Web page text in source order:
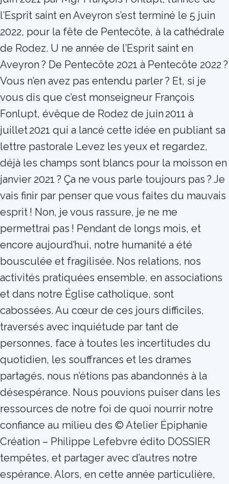
l’Esprit saint en Aveyron s’est terminé le 5 juin
2022, pour la fête de Pentecôte, à la cathédrale
de Rodez. U ne année de l’Esprit saint en
Aveyron ? De Pentecôte 2021 à Pentecôte 2022 ?
Vous n’en avez pas entendu parler ? Et, si je
vous dis que c’est monseigneur François
Fonlupt, évêque de Rodez de juin 2011 à
juillet 2021 qui a lancé cette idée en publiant sa
lettre pastorale Levez les yeux et regardez,
déjà les champs sont blancs pour la moisson en
janvier 2021 ? Ça ne vous parle toujours pas ? Je
vais finir par penser que vous faites du mauvais
esprit ! Non, je vous rassure, je ne me
permettrai pas ! Pendant de longs mois, et
encore aujourd’hui, notre humanité a été
bousculée et fragilisée. Nos relations, nos
activités pratiquées ensemble, en associations
et dans notre Église catholique, sont
cabossées. Au cœur de ces jours difficiles,
traversés avec inquiétude par tant de
personnes, face à toutes les incertitudes du
quotidien, les souffrances et les drames
partagés, nous n’étions pas abandonnés à la
désespérance. Nous pouvions puiser dans les
ressources de notre foi de quoi nourrir notre
confiance au milieu des © Atelier Épiphanie
Création – Philippe Lefebvre édito DOSSIER
tempêtes, et partager avec d’autres notre
espérance. Alors, en cette année particulière,